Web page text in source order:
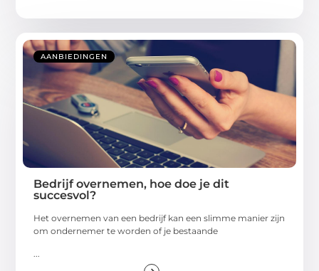
AANBIEDINGEN
Bedrijf overnemen, hoe doe je dit
succesvol?
Het overnemen van een bedrijf kan een slimme manier zijn
om ondernemer te worden of je bestaande
...